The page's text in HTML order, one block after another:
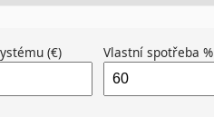
(€) Vlastní spotřeba %